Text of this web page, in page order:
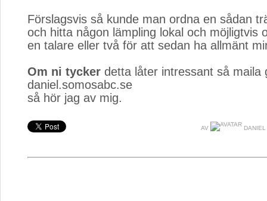
Förslagsvis så kunde man ordna en sådan
och hitta någon lämpling lokal och möjligtvis
en talare eller två för att sedan ha allmänt
Om ni tycker detta låter intressant så maila
daniel.somosabc.se
så hör jag av mig.
AV